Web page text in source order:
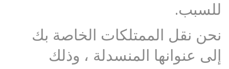
للسبب.
نحن نقل الممتلكات الخاصة بك
إلى عنوانها المنسدلة ، وذلك